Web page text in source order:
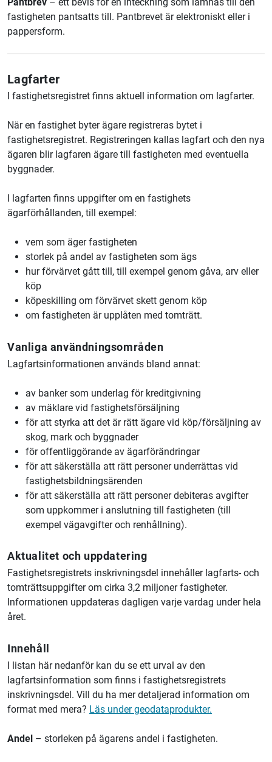
fastigheten pantsatts till. Pantbrevet är elektroniskt eller i
pappersform.
Lagfarter
I fastighetsregistret finns aktuell information om lagfarter.
När en fastighet byter ägare registreras bytet i
fastighetsregistret. Registreringen kallas lagfart och den nya
ägaren blir lagfaren ägare till fastigheten med eventuella
byggnader.
I lagfarten finns uppgifter om en fastighets
ägarförhållanden, till exempel:
vem som äger fastigheten
storlek på andel av fastigheten som ägs
hur förvärvet gått till, till exempel genom gåva, arv eller
köp
köpeskilling om förvärvet skett genom köp
om fastigheten är upplåten med tomträtt.
Vanliga användningsområden
Lagfartsinformationen används bland annat:
av banker som underlag för kreditgivning
av mäklare vid fastighetsförsäljning
för att styrka att det är rätt ägare vid köp/försäljning av
skog, mark och byggnader
för offentliggörande av ägarförändringar
för att säkerställa att rätt personer underrättas vid
fastighetsbildningsärenden
för att säkerställa att rätt personer debiteras avgifter
som uppkommer i anslutning till fastigheten (till
exempel vägavgifter och renhållning).
Aktualitet och uppdatering
Fastighetsregistrets inskrivningsdel innehåller lagfarts- och
tomträttsuppgifter om cirka 3,2 miljoner fastigheter.
Informationen uppdateras dagligen varje vardag under hela
året.
Innehåll
I listan här nedanför kan du se ett urval av den
lagfartsinformation som finns i fastighetsregistrets
inskrivningsdel. Vill du ha mer detaljerad information om
format med mera? Läs under geodataprodukter.
Andel – storleken på ägarens andel i fastigheten.